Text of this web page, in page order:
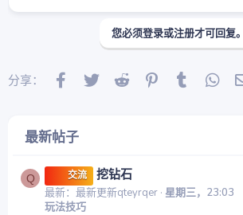
您必须登录或注册才可回复。
分享： Facebook
Twitter Reddit PinterestTumblr
最新帖子
Q 交流 挖钻石
最新：最新更新qteyrqer 星期三，23:03
玩法技巧